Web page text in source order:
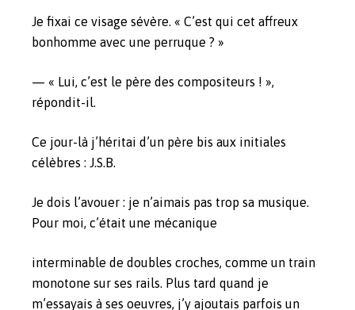
Je fixai ce visage sévère. « C’est qui cet affreux
bonhomme avec une perruque ? »
— « Lui, c’est le père des compositeurs ! »,
répondit-il.
Ce jour-là j’héritai d’un père bis aux initiales
célèbres : J.S.B.
Je dois l’avouer : je n’aimais pas trop sa musique.
Pour moi, c’était une mécanique
interminable de doubles croches, comme un train
monotone sur ses rails. Plus tard quand je
m’essayais à ses oeuvres, j’y ajoutais parfois un